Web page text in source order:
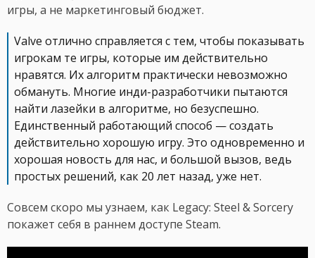
игры, а не маркетинговый бюджет.
Valve отлично справляется с тем, чтобы показывать
игрокам те игры, которые им действительно
нравятся. Их алгоритм практически невозможно
обмануть. Многие инди-разработчики пытаются
найти лазейки в алгоритме, но безуспешно.
Единственный работающий способ — создать
действительно хорошую игру. Это одновременно и
хорошая новость для нас, и большой вызов, ведь
простых решений, как 20 лет назад, уже нет.
Совсем скоро мы узнаем, как Legacy: Steel & Sorcery
покажет себя в раннем доступе Steam.